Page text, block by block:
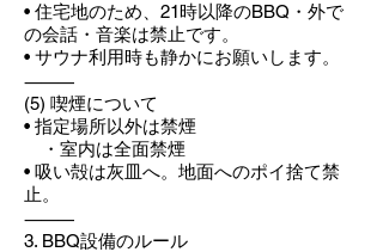
• 住宅地のため、21時以降のBBQ・外で
の会話・音楽は禁止です。
• サウナ利用時も静かにお願いします。
⸻
(5) 喫煙について
• 指定場所以外は禁煙
・室内は全面禁煙
• 吸い殻は灰皿へ。地面へのポイ捨て禁
止。
⸻
3. BBQ設備のルール